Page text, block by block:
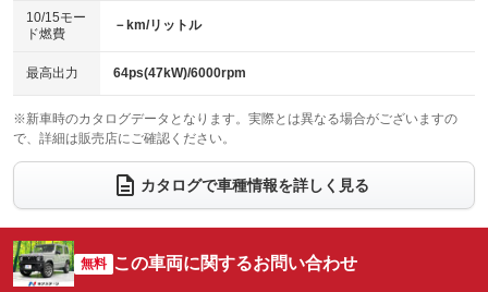
ベンチシート
：装備なし
チップアップシート
：装備なし
電動格納サードシート
：装備なし シートヒーター
：装備あり
ウォークスルー
電動リアゲート フロントカメラ
：装備なし
シートエアコン
：装備なし 全周囲カメラ
：装備なし
サイドカメラ
：装備なし ルーフレール
：装備なし
10/15モー
ド燃費
－km/リットル
最高出力 64ps(47kW)/6000rpm
※新車時のカタログデータとなります。実際とは異なる場合がございますの
で、詳細は販売店にご確認ください。
カタログで車種情報を詳しく見る
無料 この車両に関するお問い合わせ